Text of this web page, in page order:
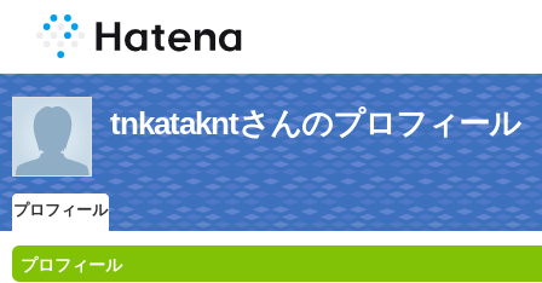
tnkatakntさんのプロフィール
プロフィール
プロフィール